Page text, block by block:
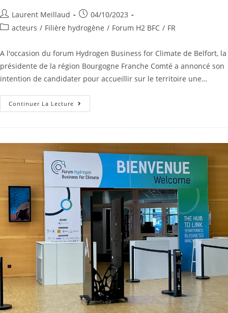
Laurent Meillaud
04/10/2023
acteurs / Filière hydrogène / Forum H2 BFC / FR
A l'occasion du forum Hydrogen Business for Climate de Belfort, la
présidente de la région Bourgogne Franche Comté a annoncé son
intention de candidater pour accueillir sur le territoire une…
Continuer La Lecture